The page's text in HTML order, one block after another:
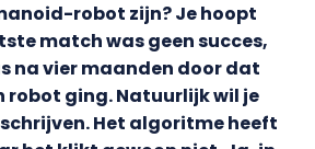
robot zijn? Je hoopt
match was geen succes,
na vier maanden door dat
robot ging. Natuurlijk wil je
Het algoritme heeft